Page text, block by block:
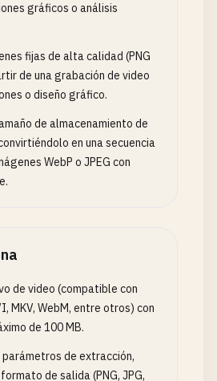
gráficos o análisis
fijas de alta calidad (PNG
de una grabación de video
o diseño gráfico.
de almacenamiento de
en una secuencia
WebP o JPEG con
de video (compatible con
MKV, WebM, entre otros) con
de 100 MB.
de extracción,
de salida (PNG, JPG,